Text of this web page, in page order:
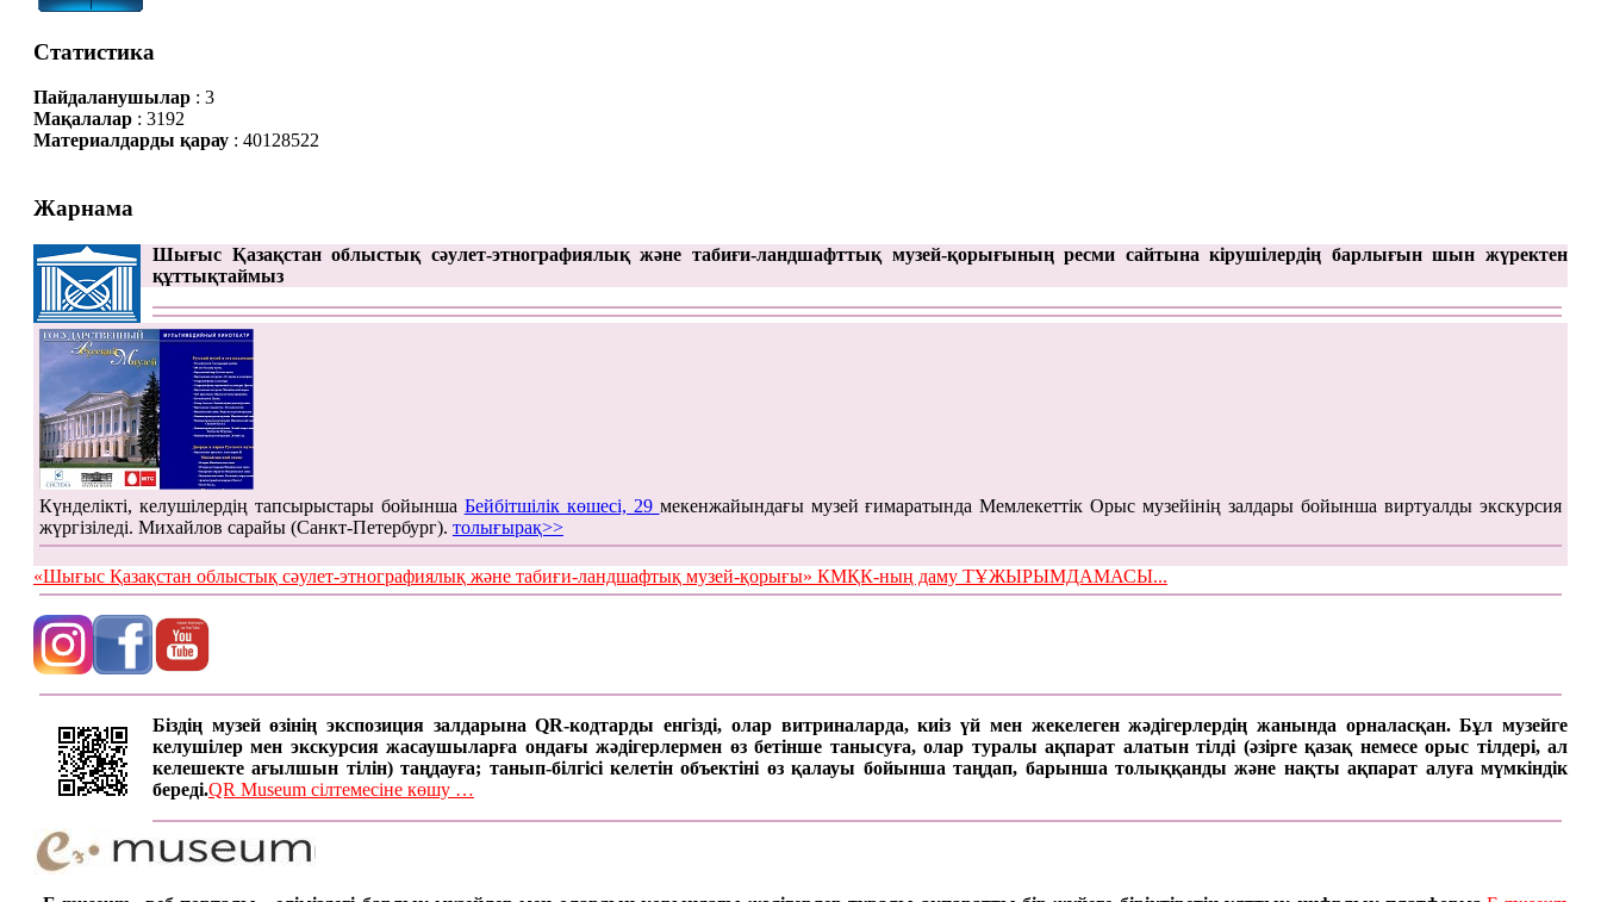
Статистика
Пайдаланушылар: 3
Мақалалар: 3192
Материалдарды қарау: 40128522
Жарнама
Шығыс Қазақстан облыстық сәулет-этнографиялық және табиғи-ландшафттық музей-қорығының ресми сайтына кірушілердің барлығын шын жүректен
құттықтаймыз
Күнделікті, келушілердің тапсырыстары бойынша Бейбітшілік көшесі, 29 мекенжайындағы музей ғимаратында Мемлекеттік Орыс музейінің залдары бойынша виртуалды экскурсия
жүргізіледі. Михайлов сарайы (Санкт-Петербург). толығырақ>>
«Шығыс Қазақстан облыстық сәулет-этнографиялық және табиғи-ландшафтық музей-қорығы» КМҚК-ның даму ТҰЖЫРЫМДАМАСЫ...
Біздің музей өзінің экспозиция залдарына QR-кодтарды енгізді, олар витриналарда, киіз үй мен жекелеген жәдігерлердің жанында орналасқан. Бұл музейге
келушілер мен экскурсия жасаушыларға ондағы жәдігерлермен өз бетінше танысуға, олар туралы ақпарат алатын тілді (әзірге қазақ немесе орыс тілдері, ал
келешекте ағылшын тілін) таңдауға; танып-білгісі келетін объектіні өз қалауы бойынша таңдап, барынша толыққанды және нақты ақпарат алуға мүмкіндік
береді.QR Museum сілтемесіне көшу …